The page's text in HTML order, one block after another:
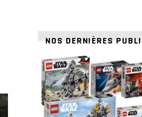
NOS DERNIÈRES